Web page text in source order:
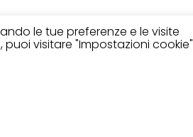
le tue preferenze e le visite
visitare "Impostazioni cookie"